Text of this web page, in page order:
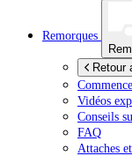
Remorques
Retour
Vidéos
Conseils
FAQ
Attaches